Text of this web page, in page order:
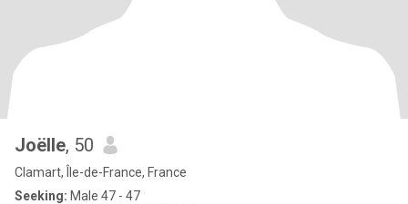
Joëlle, 50
Clamart, Île-de-France, France
Seeking: Male 47 - 47